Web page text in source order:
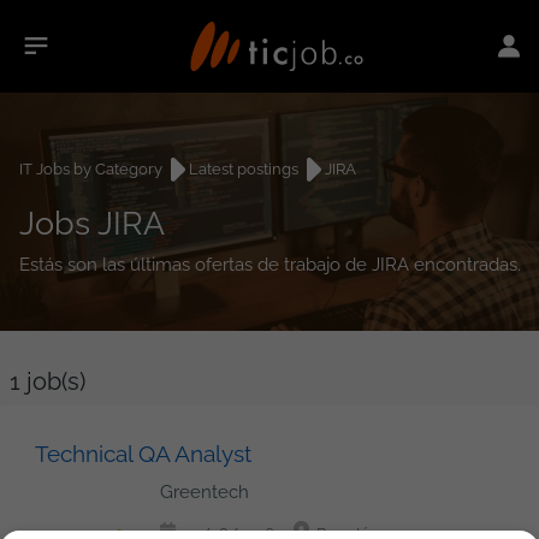
IT Jobs by Category Latest postings JIRA
Jobs JIRA
Estás son las últimas ofertas de trabajo de JIRA encontradas.
1 job(s)
Technical QA Analyst
Greentech
02/08/2026 Bogotá